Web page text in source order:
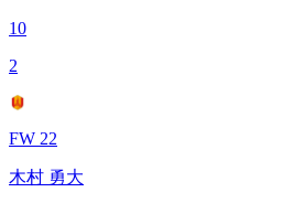
10
2
FW 22
木村 勇大